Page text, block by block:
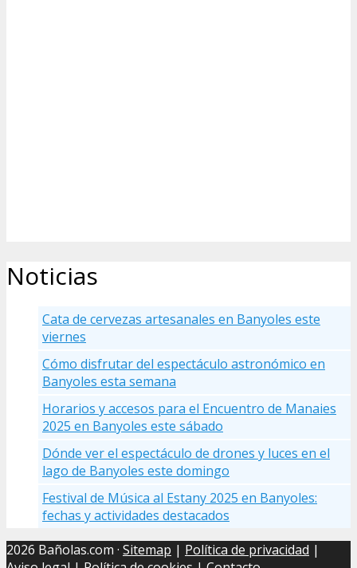
Noticias
Cata de cervezas artesanales en Banyoles este
viernes
Cómo disfrutar del espectáculo astronómico en
Banyoles esta semana
Horarios y accesos para el Encuentro de Manaies
2025 en Banyoles este sábado
Dónde ver el espectáculo de drones y luces en el
lago de Banyoles este domingo
Festival de Música al Estany 2025 en Banyoles:
fechas y actividades destacados
2026 Bañolas.com · Sitemap | Política de privacidad |